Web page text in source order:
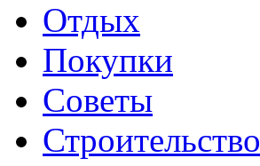
Отдых
Покупки
Советы
Строительство